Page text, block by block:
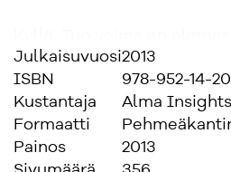
saada vuoretkin siirtymään
voima on nimeltään
Egosta fantasmagoon on
mitä karisma on ja mitä se
Julkaisuvuosi2013
ISBN
978-952-14-
Kustantaja
Alma Insights
Formaatti
Painos
2013